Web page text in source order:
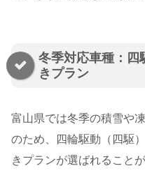
冬季対応車種：四
きプラン
富山県では冬季の積雪や
のため、四輪駆動（四駆
きプランが選ばれること